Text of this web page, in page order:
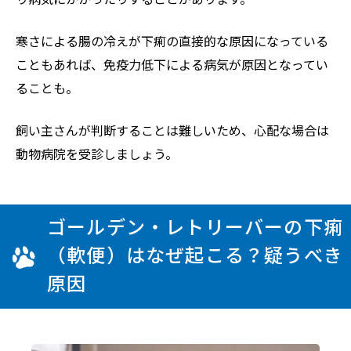
寒さによる腸の冷えが下痢の直接的な原因になっている
こともあれば、免疫力低下による病気が原因となってい
ることも。
飼い主さんが判断することは難しいため、心配な場合は
動物病院を受診しましょう。
ゴールデン・レトリーバーの下痢
（軟便）はなぜ起こる？疑うべき
原因